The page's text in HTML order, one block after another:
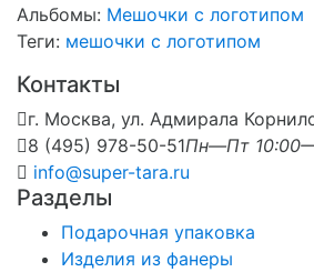
Альбомы: Мешочки с логотипом
Теги: мешочки с логотипом
Контакты
г. Москва, ул. Адмирала
8 (495) 978-50-51Пн—Пт
info@super-tara.ru
Разделы
Подарочная упаковка
Изделия из фанеры